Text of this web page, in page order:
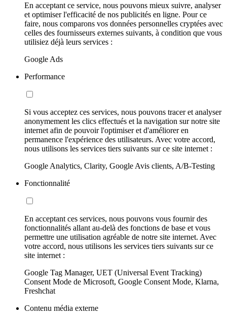
En acceptant ce service, nous pouvons mieux suivre, analyser
et optimiser l'efficacité de nos publicités en ligne. Pour ce
faire, nous comparons vos données personnelles cryptées avec
celles des fournisseurs externes suivants, à condition que vous
utilisiez déjà leurs services :
Google Ads
Performance
Si vous acceptez ces services, nous pouvons tracer et analyser
anonymement les clics effectués et la navigation sur notre site
internet afin de pouvoir l'optimiser et d'améliorer en
permanence l'expérience des utilisateurs. Avec votre accord,
nous utilisons les services tiers suivants sur ce site internet :
Google Analytics, Clarity, Google Avis clients, A/B-Testing
Fonctionnalité
En acceptant ces services, nous pouvons vous fournir des
fonctionnalités allant au-delà des fonctions de base et vous
permettre une utilisation agréable de notre site internet. Avec
votre accord, nous utilisons les services tiers suivants sur ce
site internet :
Google Tag Manager, UET (Universal Event Tracking)
Consent Mode de Microsoft, Google Consent Mode, Klarna,
Freshchat
Contenu média externe